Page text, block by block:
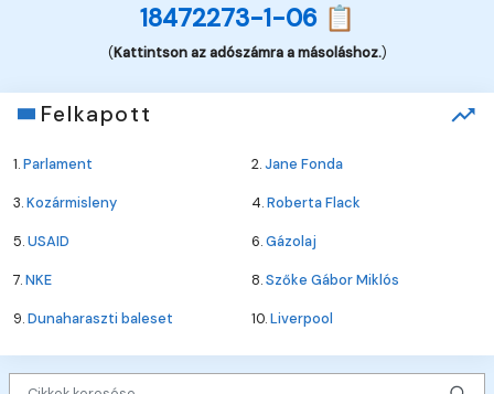
18472273-1-06 📋
(Kattintson az adószámra a másoláshoz.)
Felkapott
1.Parlament 2.Jane Fonda
3.Kozármisleny 4.Roberta Flack
5.USAID 6.Gázolaj
7.NKE 8.Szőke Gábor Miklós
9.Dunaharaszti baleset 10.Liverpool